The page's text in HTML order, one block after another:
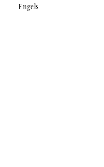
Engels